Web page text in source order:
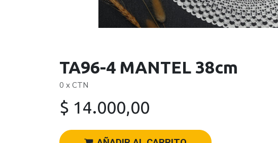
TA96-4 MANTEL 38cm
0 x CTN
$ 14.000,00